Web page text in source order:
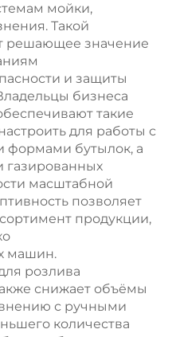
мойки,
Такой
решающее значение
и защиты
бизнеса
такие
для работы с
формами бутылок, а
газированных
масштабной
позволяет
продукции,
машин.
розлива
снижает объёмы
с ручными
количества